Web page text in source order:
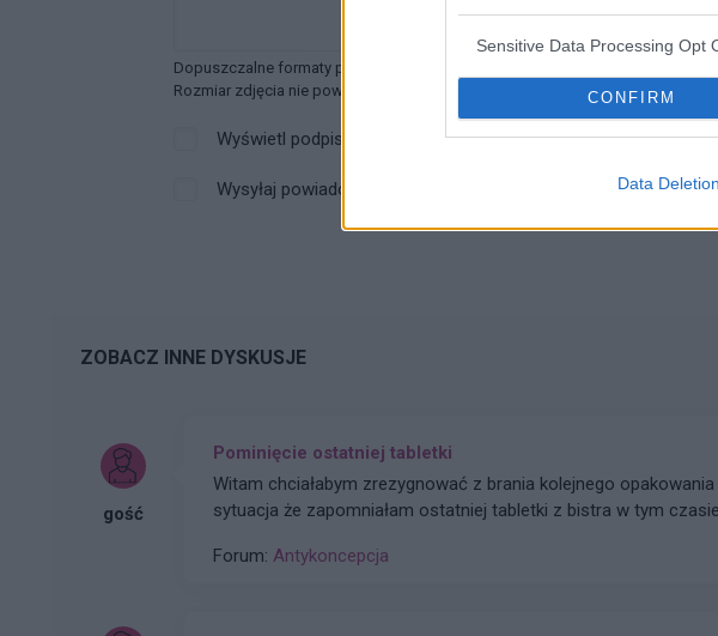
Sensitive Data Processing Opt
CONFIRM
Data Deletion
Dopuszczalne formaty pliku graficznego: jpg, jpeg , png.
Rozmiar zdjęcia nie powinien przekraczać 0.6MB.
Wyświetl podpis
Wysyłaj powiadomienia o odpowiedzi
ZOBACZ INNE DYSKUSJE
gość
Pominięcie ostatniej tabletki
Witam chciałabym zrezygnować z brania kolejnego
sytuacja że zapomniałam ostatniej tabletki z bistra w tym czasie
zbliżeń w czasie 7 dniowej przerwy ani po niej. Czy muszę
Forum:Antykoncepcja